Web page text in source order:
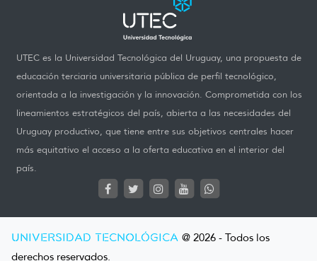
UTEC es la Universidad Tecnológica del Uruguay, una propuesta de
educación terciaria universitaria pública de perfil tecnológico,
orientada a la investigación y la innovación. Comprometida con los
lineamientos estratégicos del país, abierta a las necesidades del
Uruguay productivo, que tiene entre sus objetivos centrales hacer
más equitativo el acceso a la oferta educativa en el interior del
país.
UNIVERSIDAD TECNOLÓGICA @ 2026 - Todos los
derechos reservados.